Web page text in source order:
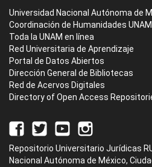
Universidad Nacional Autónoma de
Coordinación de Humanidades UNAM
Toda la UNAM en línea
Red Universitaria de Aprendizaje
Portal de Datos Abiertos
Dirección General de Bibliotecas
Red de Acervos Digitales
Directory of Open Access
Repositorio Universitario Jurídicas
Nacional Autónoma de México,